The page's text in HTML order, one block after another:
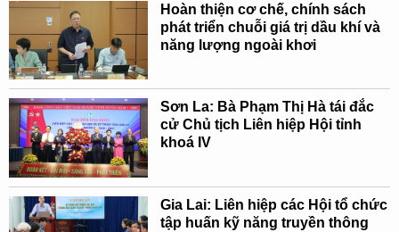
Hoàn thiện cơ chế, chính sách
phát triển chuỗi giá trị dầu khí và
năng lượng ngoài khơi
Sơn La: Bà Phạm Thị Hà tái đắc
cử Chủ tịch Liên hiệp Hội tỉnh
khoá IV
Gia Lai: Liên hiệp các Hội tổ chức
tập huấn kỹ năng truyền thông